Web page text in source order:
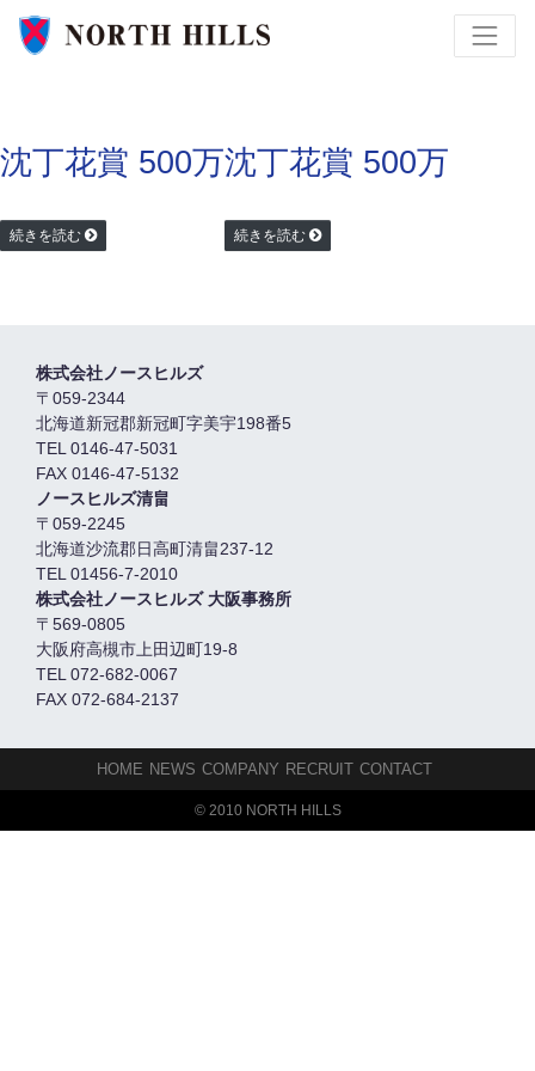
沈丁花賞 500万
続きを読む
沈丁花賞 500万
続きを読む
株式会社ノースヒルズ
〒059-2344
北海道新冠郡新冠町字美宇198番5
TEL 0146-47-5031
FAX 0146-47-5132
ノースヒルズ清畠
〒059-2245
北海道沙流郡日高町清畠237-12
TEL 01456-7-2010
株式会社ノースヒルズ 大阪事務所
〒569-0805
大阪府高槻市上田辺町19-8
TEL 072-682-0067
FAX 072-684-2137
HOME NEWS COMPANY RECRUIT CONTACT
© 2010 NORTH HILLS